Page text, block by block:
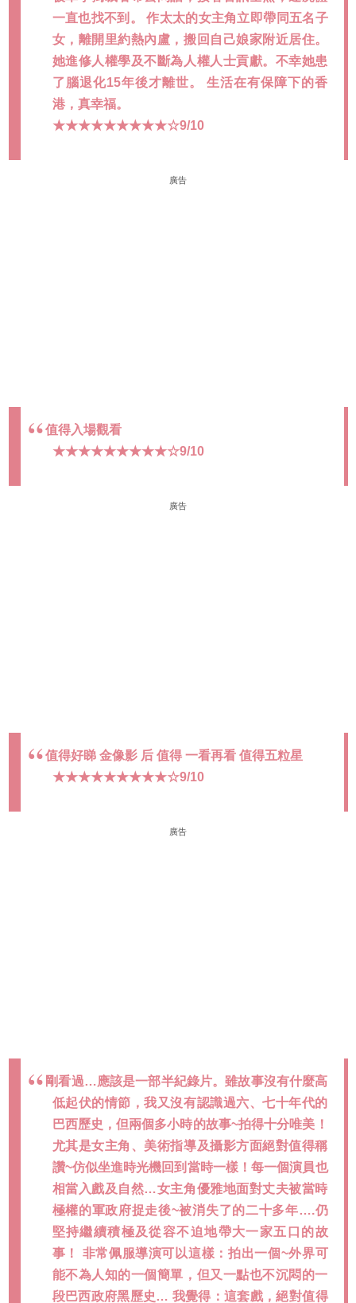
一直也找不到。 作太太的女主角立即帶同五名子
女，離開里約熱內盧，搬回自己娘家附近居住。
她進修人權學及不斷為人權人士貢獻。不幸她患
了腦退化15年後才離世。 生活在有保障下的香
港，真幸福。
★★★★★★★★★☆9/10
廣告
值得入場觀看
★★★★★★★★★☆9/10
廣告
值得好睇 金像影 后 值得 一看再看 值得五粒星
★★★★★★★★★☆9/10
廣告
剛看過…應該是一部半紀錄片。雖故事沒有什麼高
低起伏的情節，我又沒有認識過六、七十年代的
巴西歷史，但兩個多小時的故事~拍得十分唯美！
尤其是女主角、美術指導及攝影方面絕對值得稱
讚~仿似坐進時光機回到當時一樣！每一個演員也
相當入戲及自然…女主角優雅地面對丈夫被當時
極權的軍政府捉走後~被消失了的二十多年….仍
堅持繼續積極及從容不迫地帶大一家五口的故
事！ 非常佩服導演可以這樣：拍出一個~外界可
能不為人知的一個簡單，但又一點也不沉悶的一
段巴西政府黑歷史… 我覺得：這套戲，絕對值得